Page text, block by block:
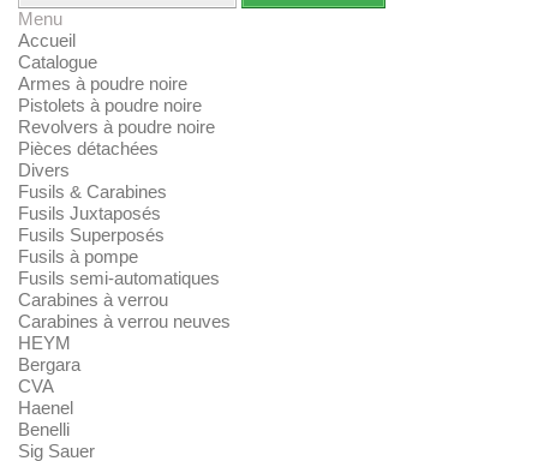
Menu
Accueil
Catalogue
Armes à poudre noire
Pistolets à poudre noire
Revolvers à poudre noire
Pièces détachées
Divers
Fusils & Carabines
Fusils Juxtaposés
Fusils Superposés
Fusils à pompe
Fusils semi-automatiques
Carabines à verrou
Carabines à verrou neuves
HEYM
Bergara
CVA
Haenel
Benelli
Sig Sauer